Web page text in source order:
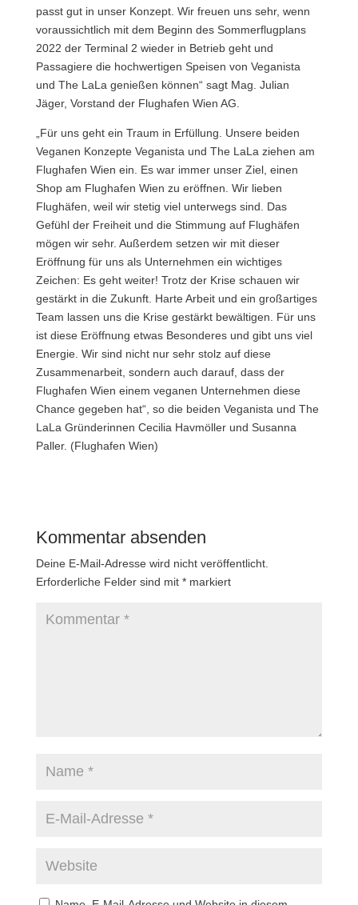
passt gut in unser Konzept. Wir freuen uns sehr, wenn
voraussichtlich mit dem Beginn des Sommerflugplans
2022 der Terminal 2 wieder in Betrieb geht und
Passagiere die hochwertigen Speisen von Veganista
und The LaLa genießen können“ sagt Mag. Julian
Jäger, Vorstand der Flughafen Wien AG.
„Für uns geht ein Traum in Erfüllung. Unsere beiden
Veganen Konzepte Veganista und The LaLa ziehen am
Flughafen Wien ein. Es war immer unser Ziel, einen
Shop am Flughafen Wien zu eröffnen. Wir lieben
Flughäfen, weil wir stetig viel unterwegs sind. Das
Gefühl der Freiheit und die Stimmung auf Flughäfen
mögen wir sehr. Außerdem setzen wir mit dieser
Eröffnung für uns als Unternehmen ein wichtiges
Zeichen: Es geht weiter! Trotz der Krise schauen wir
gestärkt in die Zukunft. Harte Arbeit und ein großartiges
Team lassen uns die Krise gestärkt bewältigen. Für uns
ist diese Eröffnung etwas Besonderes und gibt uns viel
Energie. Wir sind nicht nur sehr stolz auf diese
Zusammenarbeit, sondern auch darauf, dass der
Flughafen Wien einem veganen Unternehmen diese
Chance gegeben hat“, so die beiden Veganista und The
LaLa Gründerinnen Cecilia Havmöller und Susanna
Paller. (Flughafen Wien)
Kommentar absenden
Deine E-Mail-Adresse wird nicht veröffentlicht.
Erforderliche Felder sind mit *markiert